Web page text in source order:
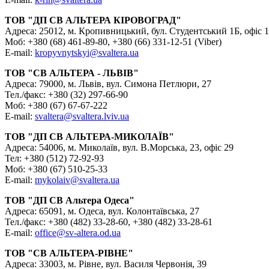
ТОВ "ДП СВ АЛЬТЕРА КІРОВОГРАД"
Адреса: 25012, м. Кропивницький, бул. Студентський 1Б, офіс
Моб: +380 (68) 461-89-80, +380 (66) 331-12-51 (Viber)
E-mail: kropyvnytskyi@svaltera.ua
ТОВ "СВ АЛЬТЕРА - ЛЬВІВ"
Адреса: 79000, м. Львів, вул. Симона Петлюри, 27
Тел./факс: +380 (32) 297-66-90
Моб: +380 (67) 67-67-222
E-mail: svaltera@svaltera.lviv.ua
ТОВ "ДП СВ АЛЬТЕРА-МИКОЛАЇВ"
Адреса: 54006, м. Миколаїв, вул. В.Морська, 23, офіс 29
Тел: +380 (512) 72-92-93
Моб: +380 (67) 510-25-33
E-mail: mykolaiv@svaltera.ua
ТОВ "ДП СВ Альтера Одеса"
Адреса: 65091, м. Одеса, вул. Колонтаївська, 27
Тел./факс: +380 (482) 33-28-60, +380 (482) 33-28-61
E-mail: office@sv-altera.od.ua
ТОВ "СВ АЛЬТЕРА-РІВНЕ"
Адреса: 33003, м. Рівне, вул. Василя Червонія, 39